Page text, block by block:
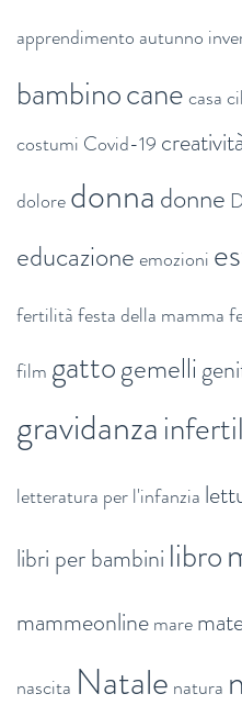
apprendimento autunno
bambinocanecasa
costumi Covid-19 creatività
doloredonnadonne
educazioneemozioni
fertilitàfesta della mamma
film gattogemelli
gravidanza
letteratura per l'infanzia
libri per bambini libro
mammeonlinemare
nascita Natale natura